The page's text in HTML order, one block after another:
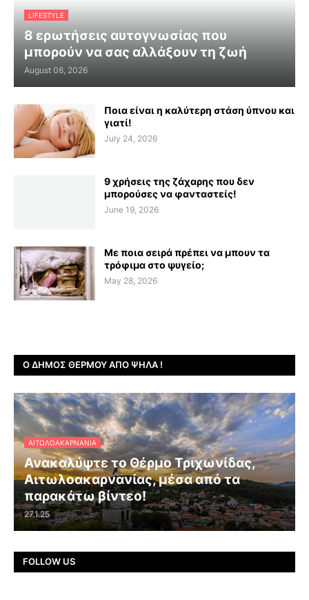
LIFESTYLE
8 ερωτήσεις αυτογνωσίας που
μπορούν να σας αλλάξουν τη ζωή
August 08, 2026
Ποια είναι η καλύτερη στάση ύπνου και
γιατί!
July 24, 2026
9 χρήσεις της ζάχαρης που δεν
μπορούσες να φανταστείς!
June 19, 2026
Με ποια σειρά πρέπει να μπουν τα
τρόφιμα στο ψυγείο;
May 28, 2026
Ο ΔΉΜΟΣ ΘΈΡΜΟΥ ΑΠΌ ΨΗΛΆ !
ΑΙΤΩΛΟΑΚΑΡΝΑΝΊΑ
Ανακαλύψτε το Θέρμο Τριχωνίδας,
Αιτωλοακαρνανίας, μέσα από τα
παρακάτω βίντεο!
27.1.25
FOLLOW US